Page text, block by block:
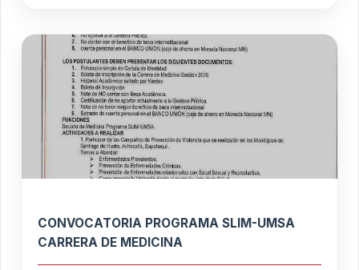
CONVOCATORIA PROGRAMA SLIM-UMSA
CARRERA DE MEDICINA